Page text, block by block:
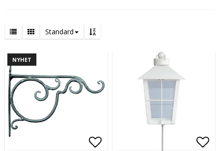
Standard
NYHET